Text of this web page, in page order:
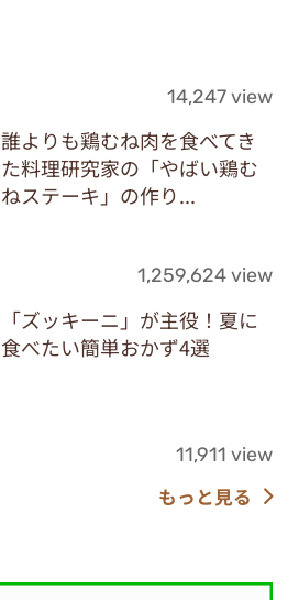
14,247 view
誰よりも鶏むね肉を食べてき
た料理研究家の「やばい鶏む
ねステーキ」の作り...
1,259,624 view
「ズッキーニ」が主役！夏に
食べたい簡単おかず4選
11,911 view
もっと見る